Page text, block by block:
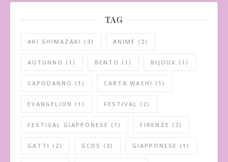
TAG
AKI SHIMAZAKI (3) ANIME (2)
AUTUNNO (1) BENTO (1) BIJOUX (1)
CAPODANNO (1) CARTA WASHI (1)
EVANGELION (1) FESTIVAL (2)
FESTIVAL GIAPPONESE (1) FIRENZE (2)
GATTI (2) GCDS (3) GIAPPONESE (1)